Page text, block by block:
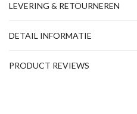
LEVERING & RETOURNEREN
DETAIL INFORMATIE
PRODUCT REVIEWS